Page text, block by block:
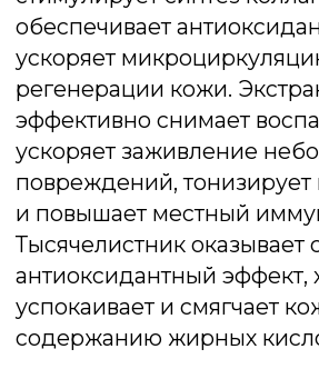
О бренде
Специалистам
Реквизиты
Способы оплаты и доставки
Правила обмена и возврата
Политика
конфиденциальности
Политика обработки персональных